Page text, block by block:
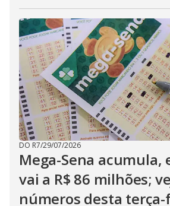
DO R7/29/07/2026
Mega-Sena acumula,
vai a R$ 86 milhões;
números desta